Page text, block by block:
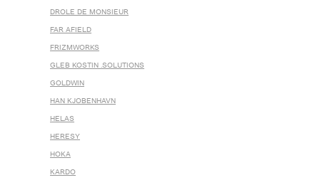
DROLE DE MONSIEUR
FAR AFIELD
FRIZMWORKS
GLEB KOSTIN .SOLUTIONS
GOLDWIN
HAN KJOBENHAVN
HELAS
HERESY
HOKA
KARDO